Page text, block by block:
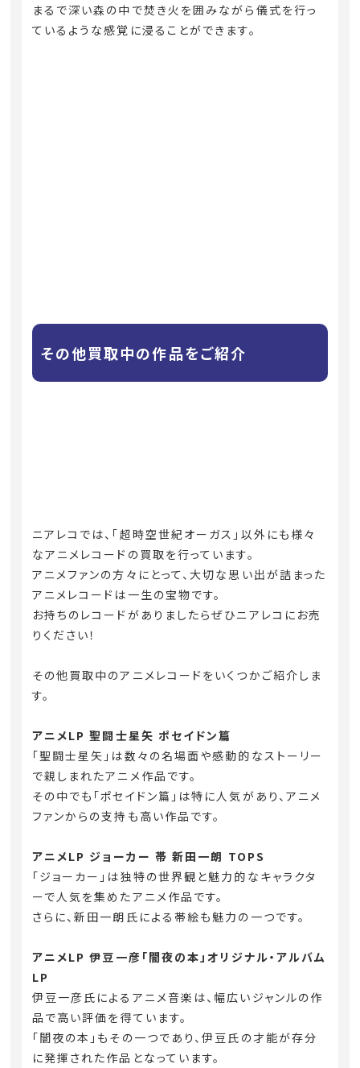
まるで深い森の中で焚き火を囲みながら儀式を行っ
ているような感覚に浸ることができます。
その他買取中の作品をご紹介
ニアレコでは、「超時空世紀オーガス」以外にも様々
なアニメレコードの買取を行っています。
アニメファンの方々にとって、大切な思い出が詰まった
アニメレコードは一生の宝物です。
お持ちのレコードがありましたらぜひニアレコにお売
りください！
その他買取中のアニメレコードをいくつかご紹介しま
す。
アニメLP 聖闘士星矢 ポセイドン篇
「聖闘士星矢」は数々の名場面や感動的なストーリー
で親しまれたアニメ作品です。
その中でも「ポセイドン篇」は特に人気があり、アニメ
ファンからの支持も高い作品です。
アニメLP ジョーカー 帯 新田一朗 TOPS
「ジョーカー」は独特の世界観と魅力的なキャラクタ
ーで人気を集めたアニメ作品です。
さらに、新田一朗氏による帯絵も魅力の一つです。
アニメLP 伊豆一彦「闇夜の本」オリジナル・アルバム
LP
伊豆一彦氏によるアニメ音楽は、幅広いジャンルの作
品で高い評価を得ています。
「闇夜の本」もその一つであり、伊豆氏の才能が存分
に発揮された作品となっています。